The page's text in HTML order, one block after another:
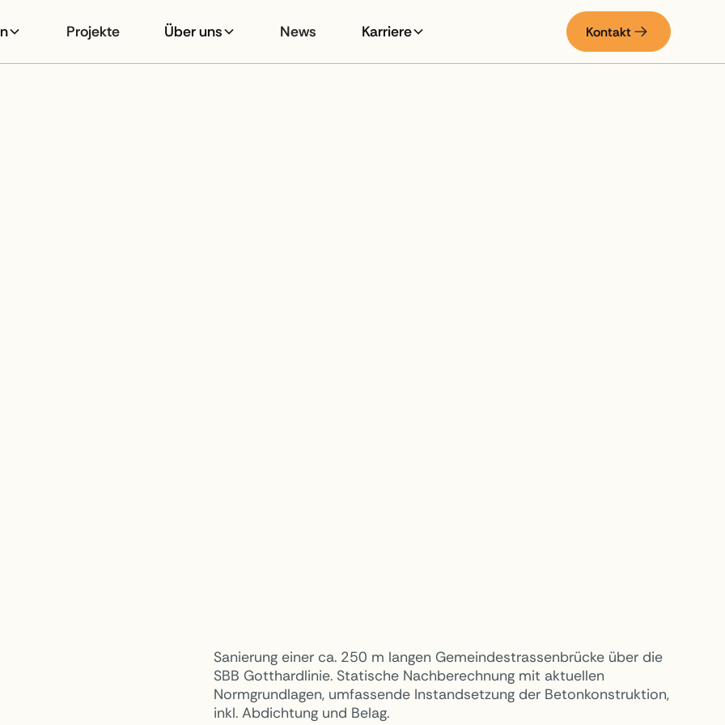
Projekte Über uns News Karriere Kontakt
Sanierung einer ca. 250 m langen Gemeindestrassenbrücke über die
SBB Gotthardlinie. Statische Nachberechnung mit aktuellen
Normgrundlagen, umfassende Instandsetzung der Betonkonstruktion,
inkl. Abdichtung und Belag.